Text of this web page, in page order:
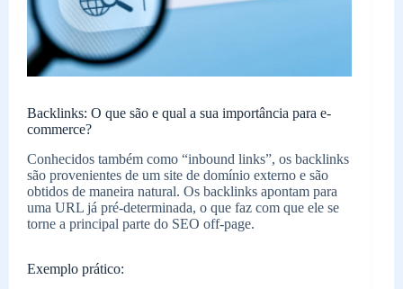
Backlinks: O que são e qual a sua importância para e-
commerce?
Conhecidos também como “inbound links”, os backlinks
são provenientes de um site de domínio externo e são
obtidos de maneira natural. Os backlinks apontam para
uma URL já pré-determinada, o que faz com que ele se
torne a principal parte do SEO off-page.
Exemplo prático: